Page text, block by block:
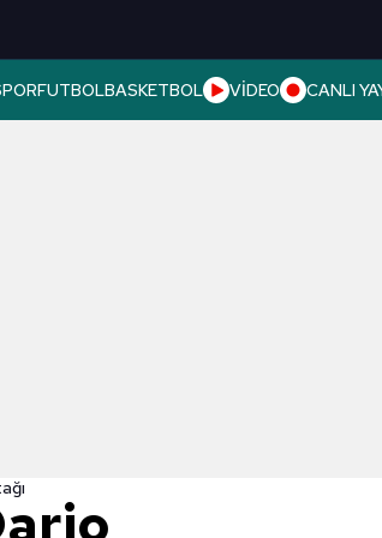
FUTBOLBASKETBOL VİDEO CANLI